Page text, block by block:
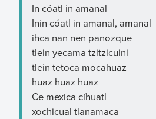
In cóatl in amanal
Inin cóatl in amanal, amanal
ihca nan nen panozque
tlein yecama tzitzicuini
tlein tetoca mocahuaz
huaz huaz huaz
Ce mexica cíhuatl
xochicual tlanamaca